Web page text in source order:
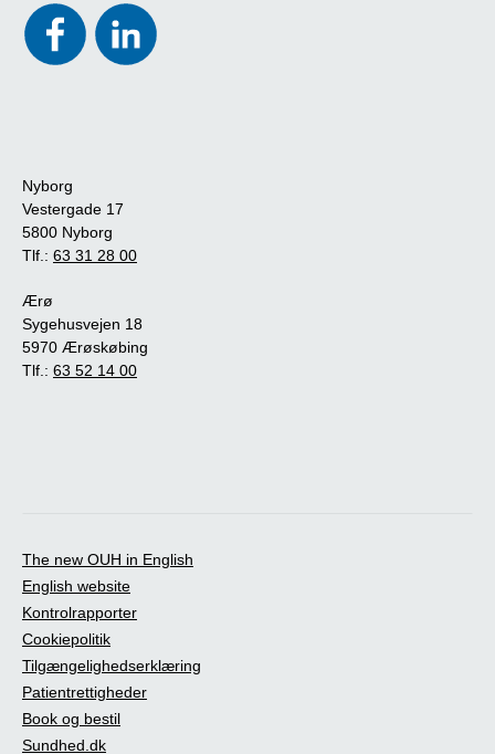
Nyborg
Vestergade 17
5800 Nyborg
Tlf.: 63 31 28 00
Ærø
Sygehusvejen 18
5970 Ærøskøbing
Tlf.: 63 52 14 00
The new OUH in English
English website
Kontrolrapporter
Cookiepolitik
Tilgængelighedserklæring
Patientrettigheder
Book og bestil
Sundhed.dk